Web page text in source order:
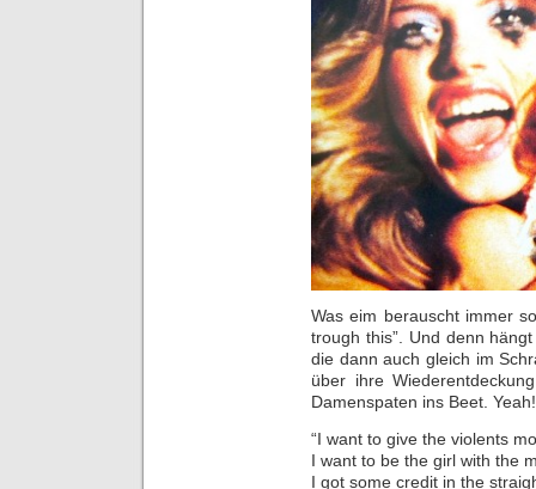
Was eim berauscht immer
trough this”. Und denn
die dann auch gleich im
über ihre
Damenspaten ins Beet. Yeah!
“I want to give the violents
I want to be the girl with the
I got some credit in the